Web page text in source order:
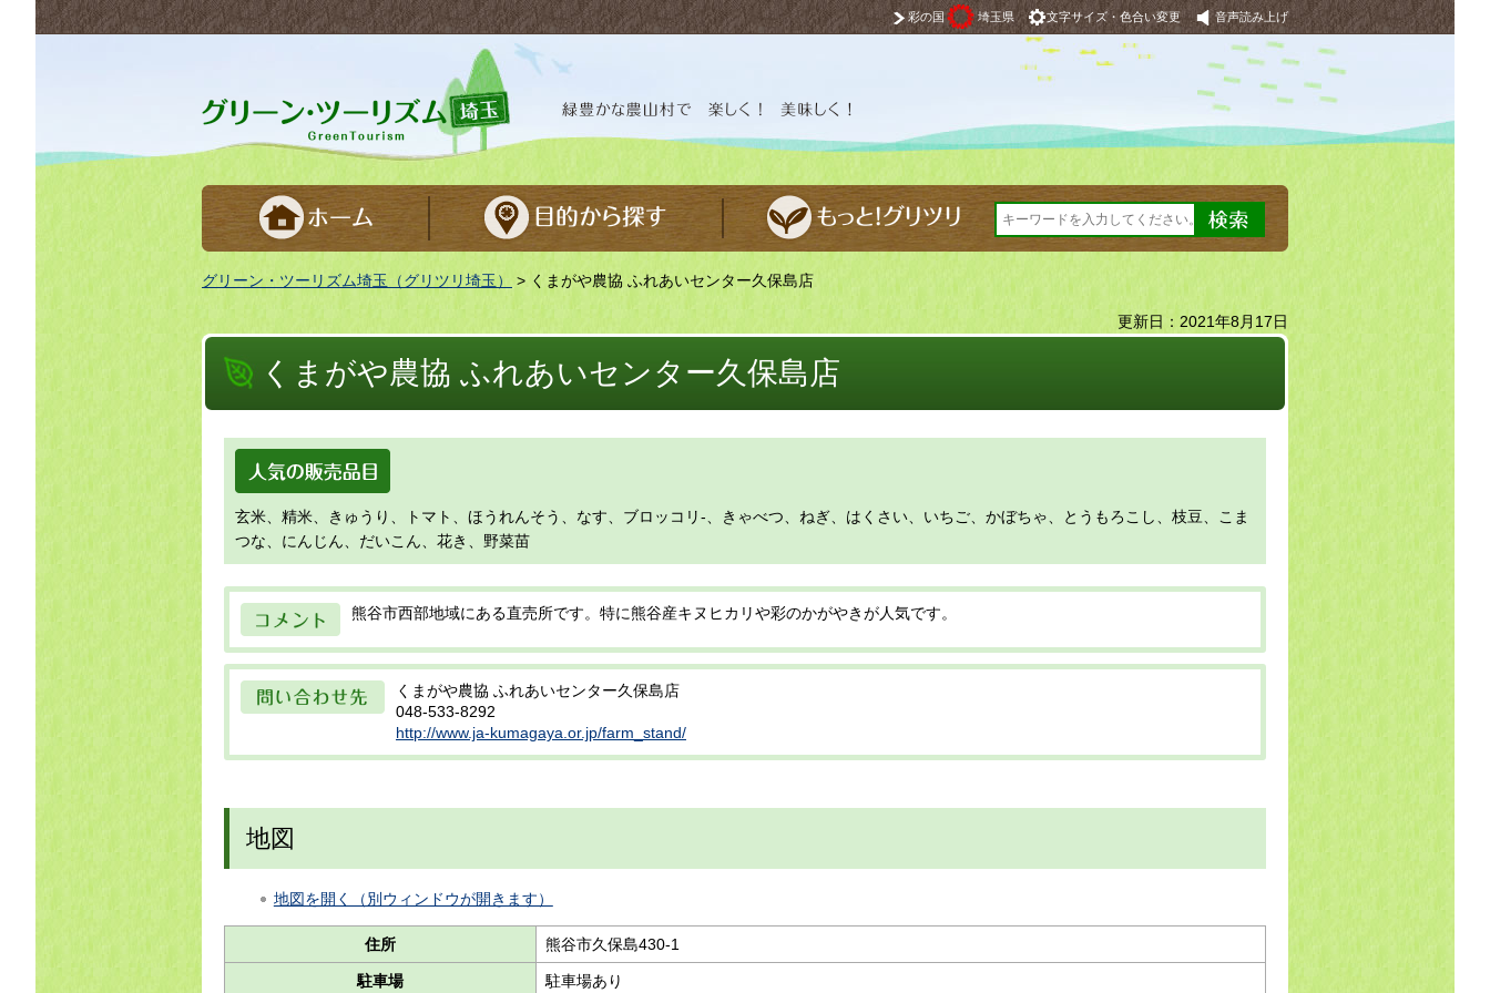
彩の国 埼玉県 文字サイズ・色合い変更 音声読み上げ
グリーンツーリズム埼玉 緑豊かな農山村で 楽しく！ 美味しく！
グリーン・ツーリズム埼玉（グリツリ埼玉） > くまがや農協 ふれあいセンター久保島店
更新日：2021年8月17日
くまがや農協 ふれあいセンター久保島店
人気の販売品
目
玄米、精米、きゅうり、トマト、ほうれんそう、なす、ブロッコリ-、きゃべつ、ねぎ、はくさい、いちご、かぼちゃ、とうもろこし、枝豆、こま
つな、にんじん、だいこん、花き、野菜苗
コメント 熊谷市西部地域にある直売所です。特に熊谷産キヌヒカリや彩のかがやきが人気です。
問い合わせ先
くまがや農協 ふれあいセンター久保島店
048-533-8292
http://www.ja-kumagaya.or.jp/farm_stand/
地図
地図を開く（別ウィンドウが開きます）
住所 熊谷市久保島430-1
駐車場 駐車場あり